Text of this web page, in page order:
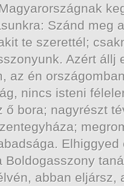
Szánd meg
te szerettél;
Azért állj
az én
nincs isteni
ő bora; nagyrészt
Elhiggyed
Boldogasszony
abban eljársz,